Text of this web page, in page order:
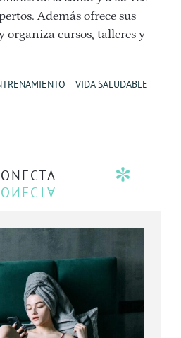
Además ofrece sus
organiza cursos, talleres y
VIDA SALUDABLE